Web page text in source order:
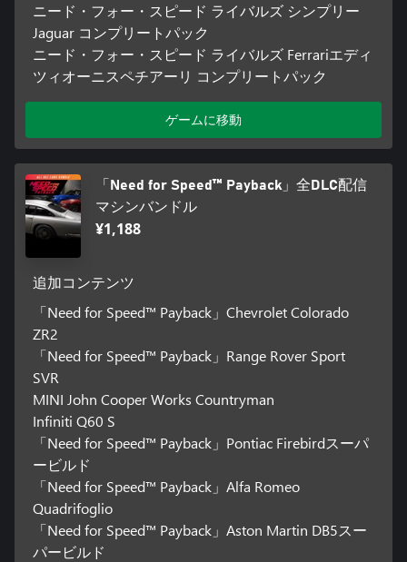
ニード・フォー・スピード ライバルズ シンプリー
Jaguar コンプリートパック
ニード・フォー・スピード ライバルズ Ferrariエディ
ツィオーニスペチアーリ コンプリートパック
ゲームに移動
「Need for Speed™ Payback」全DLC配信
マシンバンドル
¥1,188
追加コンテンツ
「Need for Speed™ Payback」Chevrolet Colorado
ZR2
「Need for Speed™ Payback」Range Rover Sport
SVR
MINI John Cooper Works Countryman
Infiniti Q60 S
「Need for Speed™ Payback」Pontiac Firebirdスーパ
ービルド
「Need for Speed™ Payback」Alfa Romeo
Quadrifoglio
「Need for Speed™ Payback」Aston Martin DB5スー
パービルド